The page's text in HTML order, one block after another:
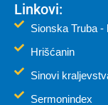
Linkovi:
Sionska Truba
Hrišćanin
Sinovi
Sermonindex